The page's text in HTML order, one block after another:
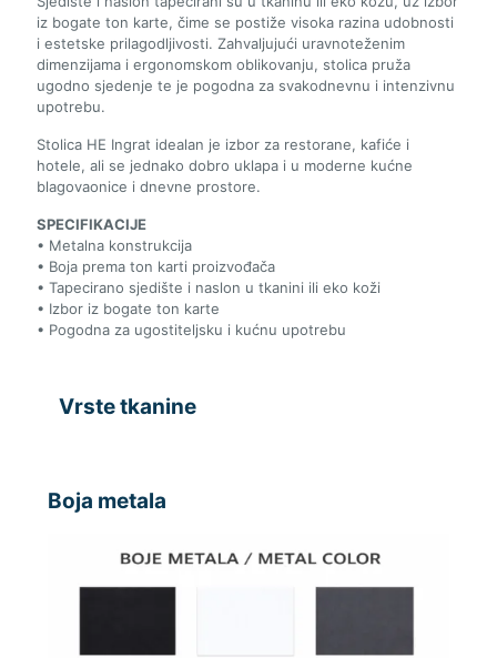
iz bogate ton karte, čime se postiže visoka razina udobnosti
i estetske prilagodljivosti. Zahvaljujući uravnoteženim
dimenzijama i ergonomskom oblikovanju, stolica pruža
ugodno sjedenje te je pogodna za svakodnevnu i intenzivnu
upotrebu.
Stolica HE Ingrat idealan je izbor za restorane, kafiće i
hotele, ali se jednako dobro uklapa i u moderne kućne
blagovaonice i dnevne prostore.
SPECIFIKACIJE
• Metalna konstrukcija
• Boja prema ton karti proizvođača
• Tapecirano sjedište i naslon u tkanini ili eko koži
• Izbor iz bogate ton karte
• Pogodna za ugostiteljsku i kućnu upotrebu
Vrste tkanine
Boja metala